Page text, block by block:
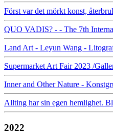
Först var det mörkt konst,
QUO VADIS? - - The 7th
Land Art - Leyun Wang -
Supermarket Art Fair 2023 /
Inner and Other Nature -
Allting har sin egen hemlighet.
2022